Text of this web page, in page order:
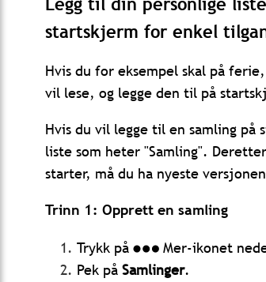
Legg til din personlige
startskjerm for enkel
Hvis du for eksempel skal på
vil lese, og legge den til på
Hvis du vil legge til en samling
liste som heter "Samling".
starter, må du ha nyeste
Trinn 1: Opprett en samling
Trykk på
Mer-ikonet
Pek på Samlinger.